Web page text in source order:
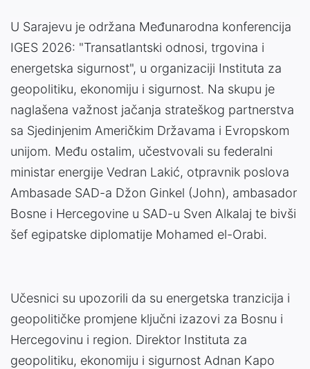
U Sarajevu je održana Međunarodna konferencija
IGES 2026: "Transatlantski odnosi, trgovina i
energetska sigurnost", u organizaciji Instituta za
geopolitiku, ekonomiju i sigurnost. Na skupu je
naglašena važnost jačanja strateškog partnerstva
sa Sjedinjenim Američkim Državama i Evropskom
unijom. Među ostalim, učestvovali su federalni
ministar energije Vedran Lakić, otpravnik poslova
Ambasade SAD-a Džon Ginkel (John), ambasador
Bosne i Hercegovine u SAD-u Sven Alkalaj te bivši
šef egipatske diplomatije Mohamed el-Orabi.
Učesnici su upozorili da su energetska tranzicija i
geopolitičke promjene ključni izazovi za Bosnu i
Hercegovinu i region. Direktor Instituta za
geopolitiku, ekonomiju i sigurnost Adnan Kapo